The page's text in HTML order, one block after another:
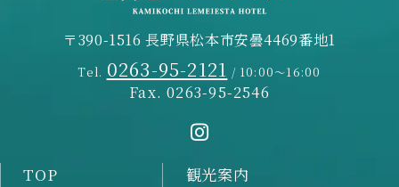
〒390-1516 長野県松本市安曇4469番地1
Tel. 0263-95-2121 / 10:00～16:00
Fax. 0263-95-2546
TOP
観光案内